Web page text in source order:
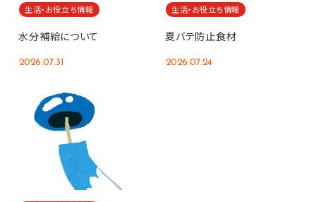
生活・お役立ち情報
水分補給について
2026.07.31
生活・お役立ち情報
夏バテ防止食材
2026.07.24